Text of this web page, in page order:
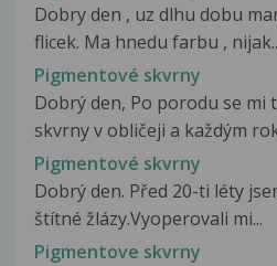
Dobry den , uz dlhu dobu
flicek. Ma hnedu farbu ,
Pigmentové skvrny
Dobrý den, Po porodu se mi
skvrny v obličeji a každým
Pigmentové skvrny
Dobrý den. Před 20-ti léty
štítné žlázy.Vyoperovali mi...
Pigmentove skvrny